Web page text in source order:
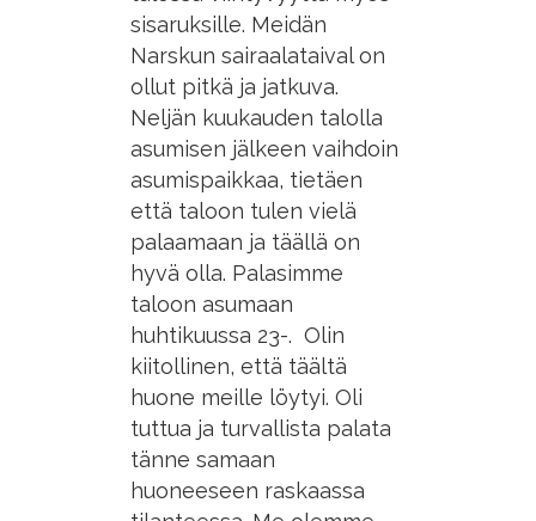
sisaruksille. Meidän
Narskun sairaalataival on
ollut pitkä ja jatkuva.
Neljän kuukauden talolla
asumisen jälkeen vaihdoin
asumispaikkaa, tietäen
että taloon tulen vielä
palaamaan ja täällä on
hyvä olla. Palasimme
taloon asumaan
huhtikuussa 23-. Olin
kiitollinen, että täältä
huone meille löytyi. Oli
tuttua ja turvallista palata
tänne samaan
huoneeseen raskaassa